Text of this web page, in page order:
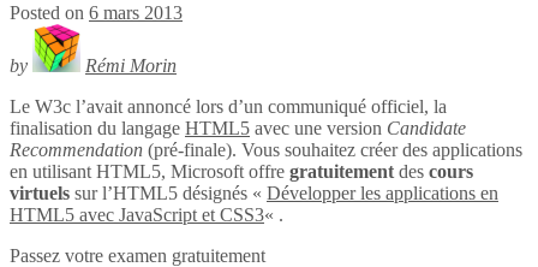
Posted on 6 mars 2013
by
Rémi Morin
Le W3c l’avait annoncé lors d’un communiqué officiel, la
finalisation du langage HTML5 avec une version Candidate
Recommendation (pré-finale). Vous souhaitez créer des applications
en utilisant HTML5, Microsoft offre gratuitement des cours
virtuels sur l’HTML5 désignés « Développer les applications en
HTML5 avec JavaScript et CSS3« .
Passez votre examen gratuitement